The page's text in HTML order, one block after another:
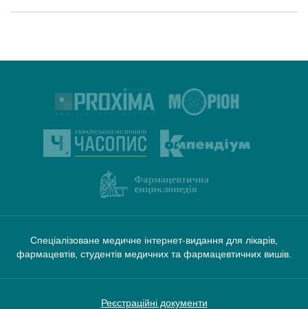
Спеціалізоване медичне інтернет-видання для лікарів,
фармацевтів, студентів медичних та фармацевтичних вишів.
Реєстраційні документи